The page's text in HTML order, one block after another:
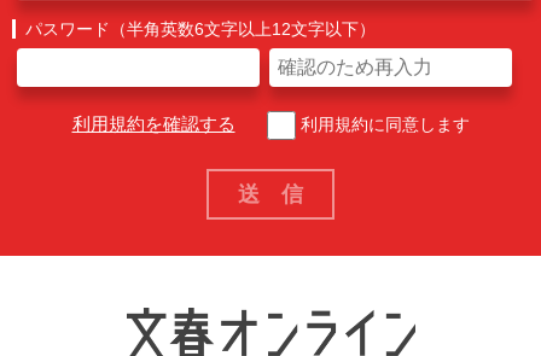
パスワード（半角英数6文字以上12文字以下）
利用規約を確認する 利用規約に同意します